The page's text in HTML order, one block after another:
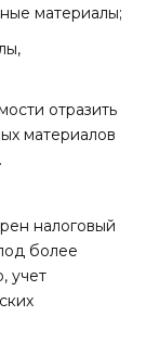
материалы;
отразить
материалов
налоговый
более
учет